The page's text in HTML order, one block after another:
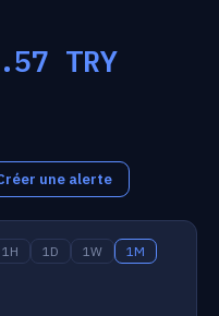
TRY
une alerte
1H 1D 1W
1M